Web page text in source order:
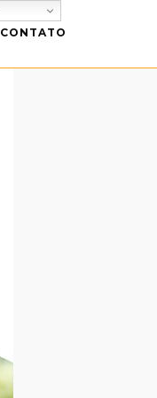
CONTATO